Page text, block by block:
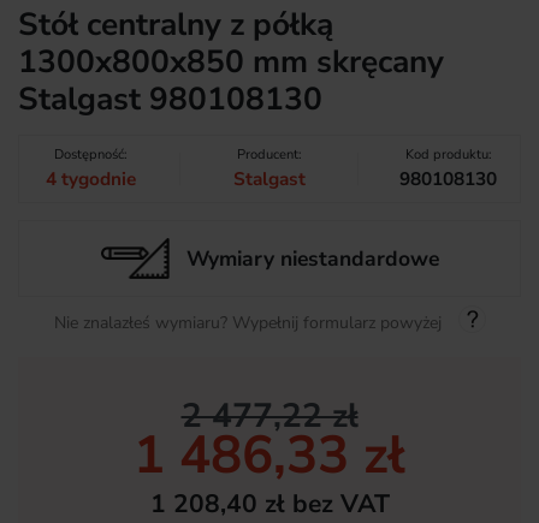
Stół centralny z półką
1300x800x850 mm skręcany
Stalgast 980108130
Dostępność:
4 tygodnie
Producent:
Stalgast
Kod produktu:
980108130
Wymiary niestandardowe
Nie znalazłeś wymiaru? Wypełnij formularz powyżej
2 477,22 zł
1 486,33 zł
1 208,40 zł bez VAT